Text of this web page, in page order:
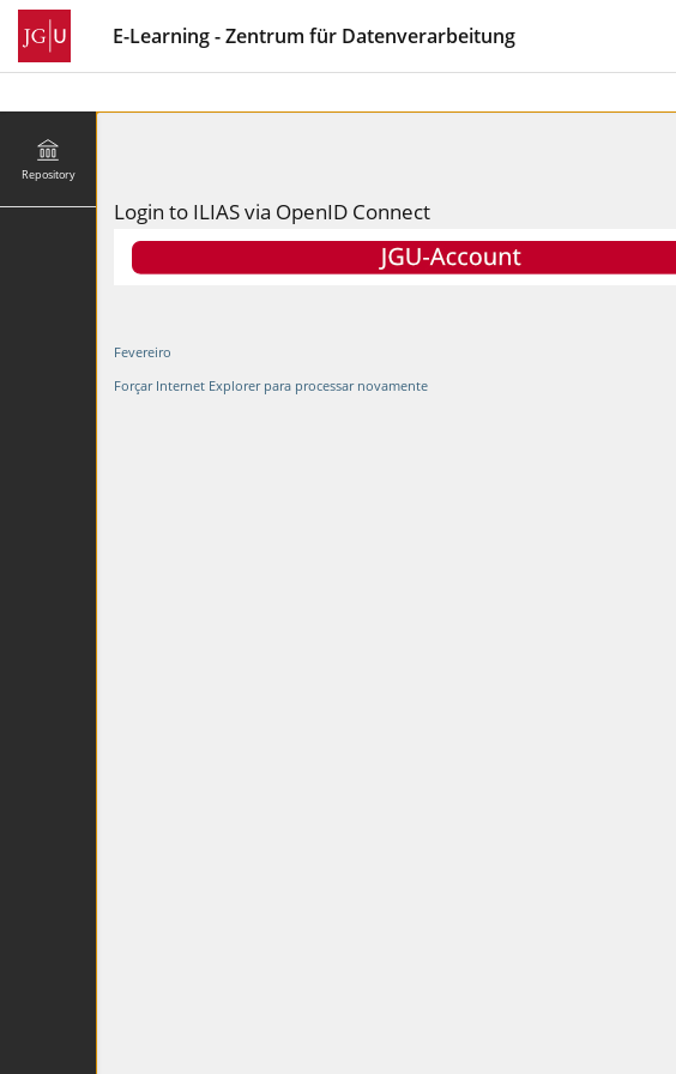
E-Learning - Zentrum für Datenverarbeitung
Repository
Login to ILIAS via OpenID Connect
Fevereiro
Forçar Internet Explorer para processar novamente